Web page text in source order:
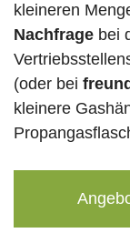
kleineren
Nachfrage bei
(oder bei
kleinere